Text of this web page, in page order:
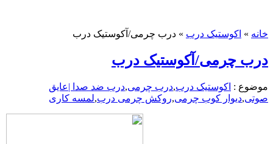
خانه » اکوستیک درب » درب چرمی/آکوستیک درب
درب چرمی/آکوستیک درب
موضوع : اکوستیک درب,درب چرمی,درب ضد صدا |عایق
صوتی,دیوار کوب چرمی,روکش چرمی درب,لمسه کاری